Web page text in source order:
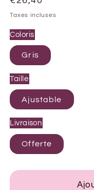
habituel
Taxes incluses
Coloris
Gris
Taille
Ajustable
Livraison
Offerte